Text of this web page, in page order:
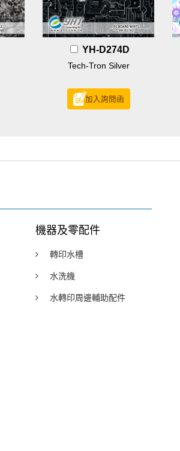
YH-D274D
Tech-Tron Silver
加入詢問函
機器及零配件
轉印水槽
水洗機
水轉印周邊輔助配件